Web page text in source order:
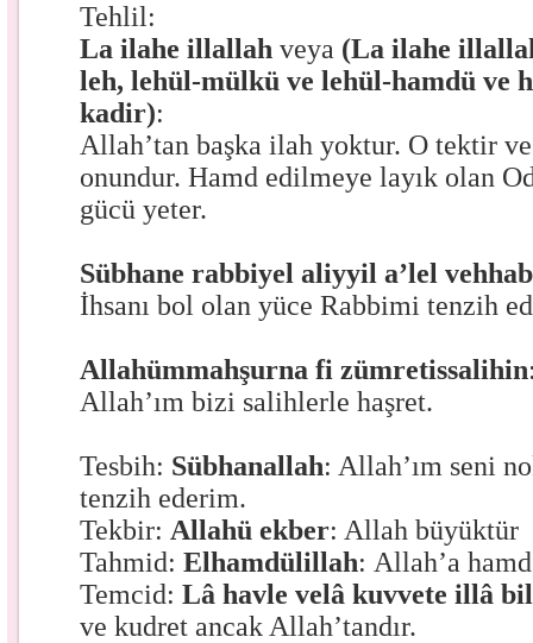
Tehlil:
La ilahe illallahveya (La ilahe
leh, lehül-mülkü ve lehül-hamdü ve
kadir):
Allah’tan başka ilah yoktur. O tektir
onundur. Hamd edilmeye layık olan
gücü yeter.
Sübhane rabbiyel aliyyil a’lel vehhab
İhsanı bol olan yüce Rabbimi tenzih
Allahümmahşurna fi zümretissalihin
Allah’ım bizi salihlerle haşret.
Tesbih: Sübhanallah: Allah’ım seni
tenzih ederim.
Tekbir: Allahü ekber: Allah büyüktür
Tahmid:Elhamdülillah: Allah’a
Temcid: Lâ havle velâ kuvvete illâ
ve kudret ancak Allah’tandır.